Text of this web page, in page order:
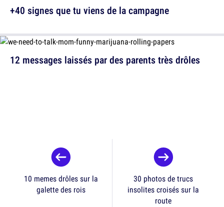
12 messages laissés par des parents très drôles
+40 signes que tu viens de la campagne
10 memes drôles sur la
galette des rois
30 photos de trucs
insolites croisés sur la
route